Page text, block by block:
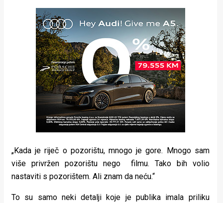
„Kada je riječ o pozorištu, mnogo je gore. Mnogo sam
više privržen pozorištu nego filmu. Tako bih volio
nastaviti s pozorištem. Ali znam da neću.“
To su samo neki detalji koje je publika imala priliku